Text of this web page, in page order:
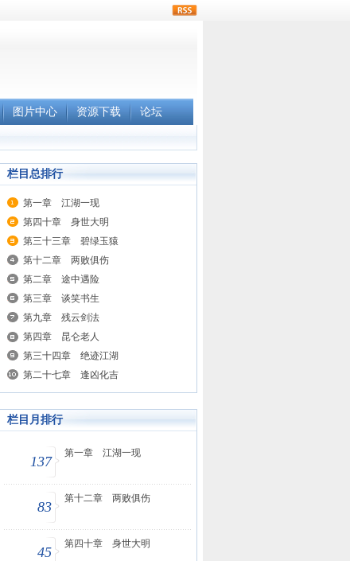
图片中心 资源下载 论坛
栏目总排行
第一章 江湖一现
第四十章 身世大明
第三十三章 碧绿玉猿
第十二章 两败俱伤
第二章 途中遇险
第三章 谈笑书生
第九章 残云剑法
第四章 昆仑老人
第三十四章 绝迹江湖
第二十七章 逢凶化吉
栏目月排行
137
第一章 江湖一现
83
第十二章 两败俱伤
45
第四十章 身世大明